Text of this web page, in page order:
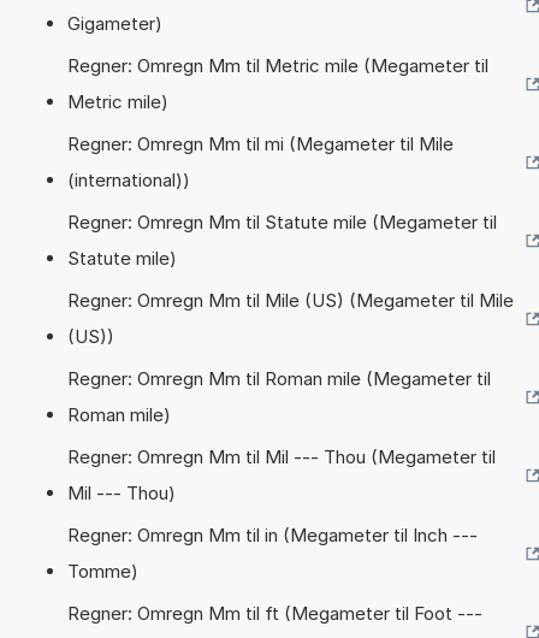
Gigameter)
Regner: Omregn Mm til Metric mile (Megameter til
Metric mile)
Regner: Omregn Mm til mi (Megameter til Mile
(international))
Regner: Omregn Mm til Statute mile (Megameter til
Statute mile)
Regner: Omregn Mm til Mile (US) (Megameter til Mile
(US))
Regner: Omregn Mm til Roman mile (Megameter til
Roman mile)
Regner: Omregn Mm til Mil --- Thou (Megameter til
Mil --- Thou)
Regner: Omregn Mm til in (Megameter til Inch ---
Tomme)
Regner: Omregn Mm til ft (Megameter til Foot ---